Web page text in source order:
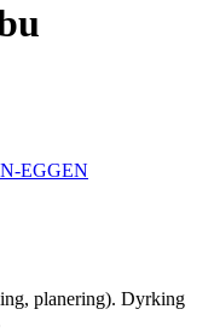
EGGEN
planering). Dyrking